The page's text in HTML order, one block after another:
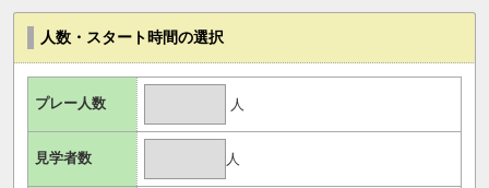
人数・スタート時間の選択
プレー人数 人
見学者数 人